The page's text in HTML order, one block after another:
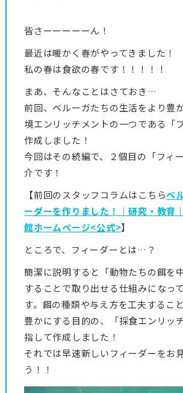
皆さーーーーーん！
最近は暖かく春がやってきました！
私の春は食欲の春です！！！！！
まあ、そんなことはさておき…
前回、ベルーガたちの生活をより豊
境エンリッチメントの一つである「
作成しました！
今回はその続編で、２個目の「フィ
介です！
【前回のスタッフコラムはこちらベ
ーダーを作りました！｜研究・教育
館ホームページ<公式>】
ところで、フィーダーとは…？
簡潔に説明すると「動物たちの餌を
することで取り出せる仕組みになっ
す。餌の種類や与え方を工夫するこ
豊かにする目的の、「採食エンリッ
指して作成しました！
それでは早速新しいフィーダーをお
う！！